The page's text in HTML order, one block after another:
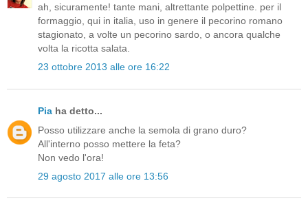
ah, sicuramente! tante mani, altrettante polpettine. per il
formaggio, qui in italia, uso in genere il pecorino romano
stagionato, a volte un pecorino sardo, o ancora qualche
volta la ricotta salata.
23 ottobre 2013 alle ore 16:22
Pia ha detto...
Posso utilizzare anche la semola di grano duro?
All'interno posso mettere la feta?
Non vedo l'ora!
29 agosto 2017 alle ore 13:56